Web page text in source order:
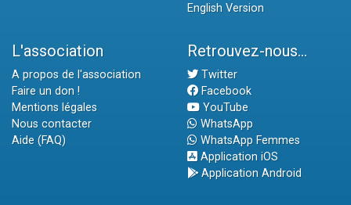
English Version
L'association
A propos de l'association
Faire un don !
Mentions légales
Nous contacter
Aide (FAQ)
Retrouvez-nous...
Twitter
Facebook
YouTube
WhatsApp
WhatsApp Femmes
Application iOS
Application Android